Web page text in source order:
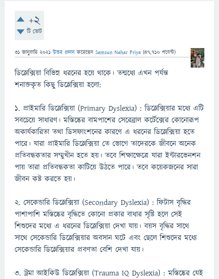
+2
টি ভোট
31 জানুয়ারি 2021 উত্তর প্রদান করেছেন Samsun Nahar Priya (47,710 পয়েন্ট)
ডিস্লেক্সিয়া বিভিন্ন ধরনের হয়ে থাকে। তন্মধ্যে এখন পর্যন্ত
শনাক্তকৃত কিছু ডিস্লেক্সিয়া হলো:
১. প্রাইমারি ডিস্লেক্সিয়া (Primary Dyslexia) : ডিস্লেক্সিয়ার মধ্যে এটি
সবচেয়ে সাধারণ। মস্তিষ্কের বামপাশের সেরেব্রাল কর্টেক্সের কোনোরূপ
অকার্যকারিতা তথা ডিসফাংশনের কারণে এ ধরনের ডিস্লেক্সিয়া হতে
পারে। যারা প্রাইমারি ডিস্লেক্সিয়া তে ভোগে তাদেরকে জীবনে অনেক
প্রতিবন্ধকতার সম্মুখীন হতে হয়। তবে শিক্ষাক্ষেত্রে যারা ইন্টারভেনশন
পায় তারা প্রতিবন্ধকতা কাটিয়ে উঠতে পারে। তবে কয়েকজনের সারা
জীবন কষ্ট করতে হয়।
২. সেকেন্ডারি ডিস্লেক্সিয়া (Secondary Dyslexia) : ফিটাস বৃদ্ধির
পাশাপাশি মস্তিষ্কের বৃদ্ধিতে কোনো প্রকার বাধার সৃষ্টি হলে সেই
শিশুদের মধ্যে এ ধরনের ডিস্লেক্সিয়া দেখা যায়। বয়স বৃদ্ধির সাথে
সাথে সেকেন্ডারি ডিস্লেক্সিয়ার অবসান ঘটে এবং ছেলে শিশুদের মধ্যে
সেকেন্ডারি ডিস্লেক্সিয়ার প্রবণতা বেশি দেখা যায়।
৩. ট্রমা আইকিউ ডিস্লেক্সিয়া (Trauma IQ Dyslexia) : মস্তিষ্কের যেই